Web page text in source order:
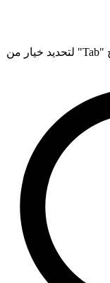
ابدأ الكتابة في مربع البحث، ثم استخدِم مفتاح "Tab" لتحديد خيار من